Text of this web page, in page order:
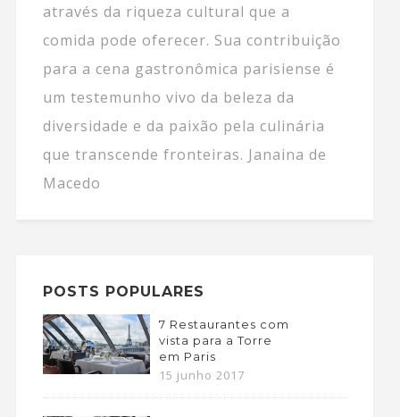
através da riqueza cultural que a
comida pode oferecer. Sua contribuição
para a cena gastronômica parisiense é
um testemunho vivo da beleza da
diversidade e da paixão pela culinária
que transcende fronteiras. Janaina de
Macedo
POSTS POPULARES
7 Restaurantes com
vista para a Torre
em Paris
15 junho 2017